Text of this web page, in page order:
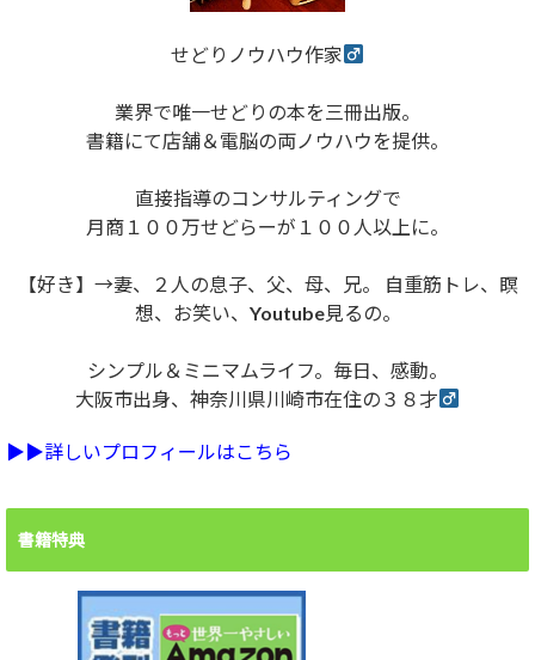
せどりノウハウ作家
業界で唯一せどりの本を三冊出版。
書籍にて店舗＆電脳の両ノウハウを提供。
直接指導のコンサルティングで
月商１００万せどらーが１００人以上に。
【好き】→妻、２人の息子、父、母、兄。 自重筋トレ、瞑
想、お笑い、Youtube見るの。
シンプル＆ミニマムライフ。毎日、感動。
大阪市出身、神奈川県川崎市在住の３８才
▶︎▶︎詳しいプロフィールはこちら
書籍特典